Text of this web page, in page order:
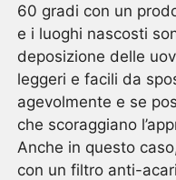
60 gradi con un
e i luoghi nascosti
deposizione delle
leggeri e facili da
agevolmente e se
che scoraggiano
Anche in questo
con un filtro anti-